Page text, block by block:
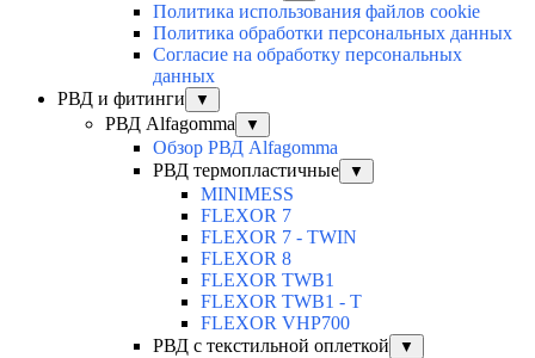
Политика использования файлов cookie
Политика обработки персональных данных
Согласие на обработку персональных
данных
РВД и фитинги
▼
РВД Alfagomma ▼
Обзор РВД Alfagomma
РВД термопластичные
▼
MINIMESS
FLEXOR 7
FLEXOR 7 - TWIN
FLEXOR 8
FLEXOR TWB1
FLEXOR TWB1 - T
FLEXOR VHP700
РВД с текстильной оплеткой
▼